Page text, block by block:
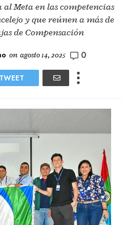
Meta en las competencias
y que reúnen a más de
de Compensación
on agosto 14, 2025 0
TWEET